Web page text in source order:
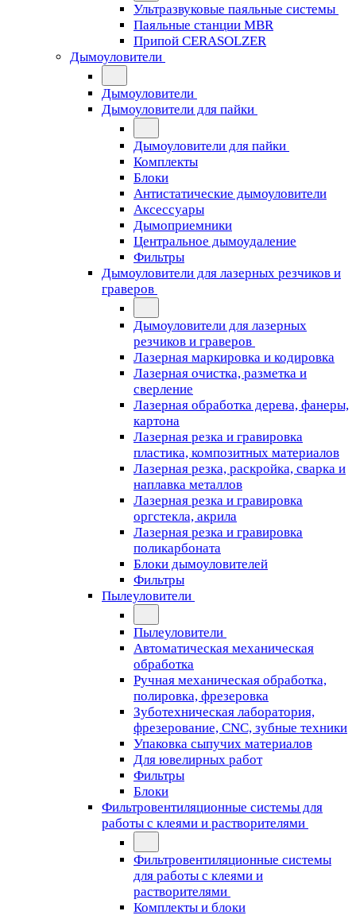
Ультразвуковые паяльные системы
Паяльные станции MBR
Припой CERASOLZER
Дымоуловители
Дымоуловители
Дымоуловители для пайки
Дымоуловители для пайки
Комплекты
Блоки
Антистатические дымоуловители
Аксессуары
Дымоприемники
Центральное дымоудаление
Фильтры
Дымоуловители для лазерных резчиков и
граверов
Дымоуловители для лазерных
резчиков и граверов
Лазерная маркировка и кодировка
Лазерная очистка, разметка и
сверление
Лазерная обработка дерева, фанеры,
картона
Лазерная резка и гравировка
пластика, композитных материалов
Лазерная резка, раскройка, сварка и
наплавка металлов
Лазерная резка и гравировка
оргстекла, акрила
Лазерная резка и гравировка
поликарбоната
Блоки дымоуловителей
Фильтры
Пылеуловители
Пылеуловители
Автоматическая механическая
обработка
Ручная механическая обработка,
полировка, фрезеровка
Зуботехническая лаборатория,
фрезерование, CNC, зубные техники
Упаковка сыпучих материалов
Для ювелирных работ
Фильтры
Блоки
Фильтровентиляционные системы для
работы с клеями и растворителями
Фильтровентиляционные системы
для работы с клеями и
растворителями
Комплекты и блоки